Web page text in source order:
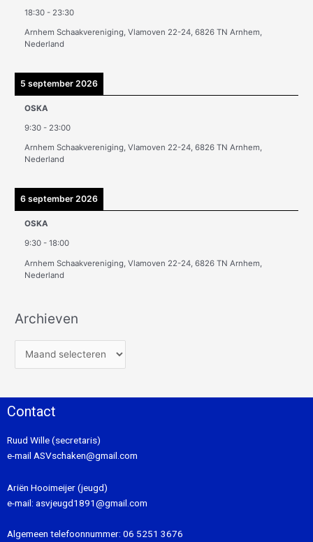
18:30 - 23:30
Arnhem Schaakvereniging, Vlamoven 22-24, 6826 TN Arnhem,
Nederland
5 september 2026
OSKA
9:30 - 23:00
Arnhem Schaakvereniging, Vlamoven 22-24, 6826 TN Arnhem,
Nederland
6 september 2026
OSKA
9:30 -18:00
Arnhem Schaakvereniging, Vlamoven 22-24, 6826 TN Arnhem,
Nederland
Archieven
Contact
Ruud Wille (secretaris)
e-mail ASVschaken@gmail.com
Ariën Hooimeijer (jeugd)
e-mail: asvjeugd1891@gmail.com
Algemeen telefoonnummer: 06 5251 3676